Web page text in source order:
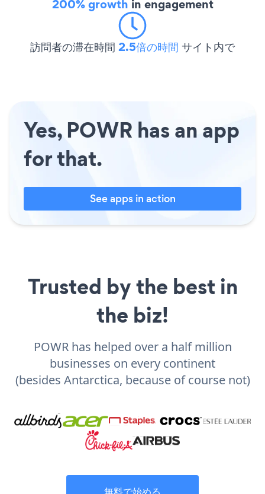
200% growth in engagement
訪問者の滞在時間 2.5倍の時間 サイト内で
Yes, POWR has an app
for that.
See apps in action
Trusted by the best in
the biz!
POWR has helped over a half million
businesses on every continent
(besides Antarctica, because of course not)